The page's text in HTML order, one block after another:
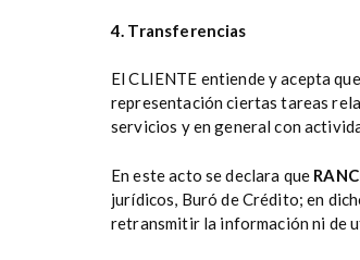
4. Transferencias
El CLIENTE entiende y acepta que
representación ciertas tareas
servicios y en general con
En este acto se declara que
jurídicos, Buró de Crédito; en
retransmitir la información ni de